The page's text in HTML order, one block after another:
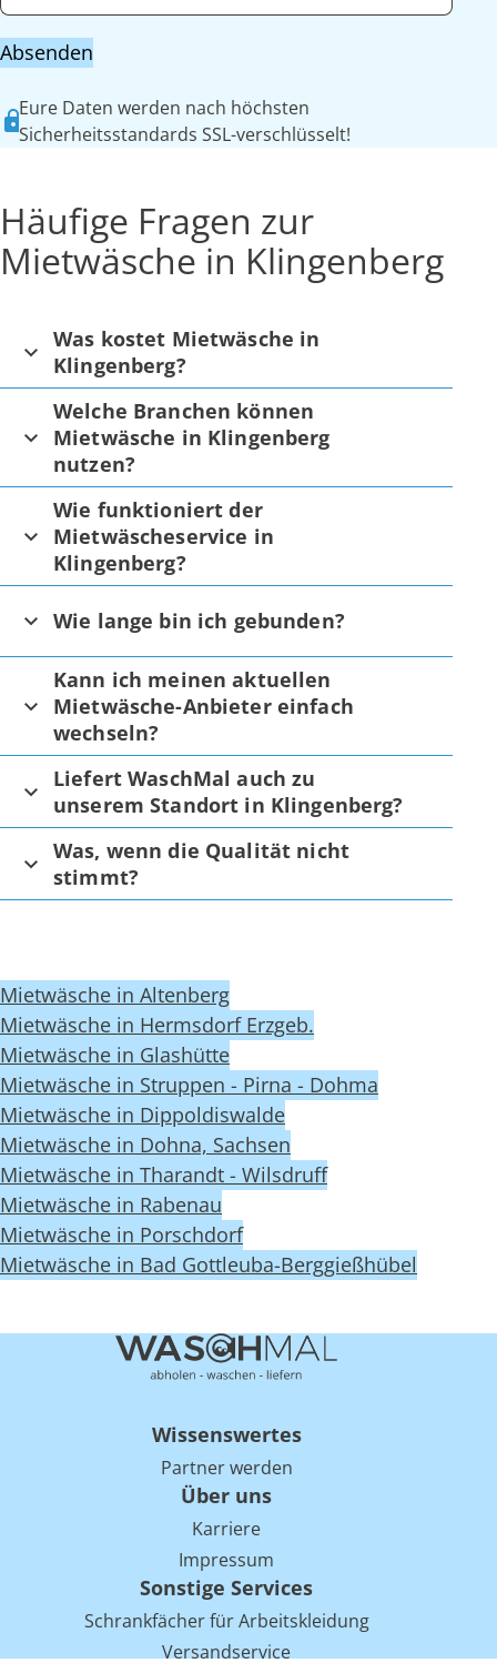
Absenden
Eure Daten werden nach höchsten
Sicherheitsstandards SSL-verschlüsselt!
Häufige Fragen zur
Mietwäsche in Klingenberg
Was kostet Mietwäsche in
Klingenberg?
Welche Branchen können
Mietwäsche in Klingenberg
nutzen?
Wie funktioniert der
Mietwäscheservice in
Klingenberg?
Wie lange bin ich gebunden?
Kann ich meinen aktuellen
Mietwäsche-Anbieter einfach
wechseln?
Liefert WaschMal auch zu
unserem Standort in Klingenberg?
Was, wenn die Qualität nicht
stimmt?
Mietwäsche in Altenberg
Mietwäsche in Hermsdorf Erzgeb.
Mietwäsche in Glashütte
Mietwäsche in Struppen - Pirna - Dohma
Mietwäsche in Dippoldiswalde
Mietwäsche in Dohna, Sachsen
Mietwäsche in Tharandt - Wilsdruff
Mietwäsche in Rabenau
Mietwäsche in Porschdorf
Mietwäsche in Bad Gottleuba-Berggießhübel
Wissenswertes
Partner werden
Über uns
Karriere
Impressum
Sonstige Services
Schrankfächer für Arbeitskleidung
Versandservice